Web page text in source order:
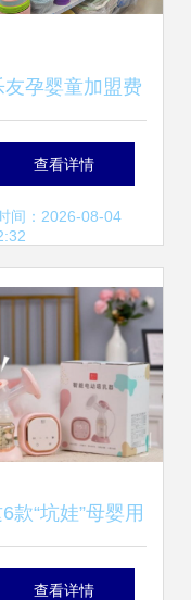
友孕婴童加盟费
分析 投资母婴用
店的关键信息
查看详情
间：2026-08-04
款“坑娃”母婴用
居然还有人买？
查看详情